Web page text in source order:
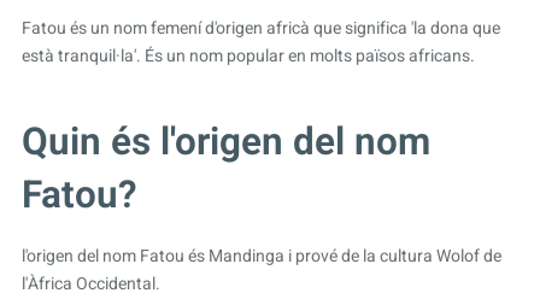
Fatou és un nom femení d'origen africà que significa 'la dona que
està tranquil·la'. És un nom popular en molts països africans.
Quin és l'origen del nom
Fatou?
l'origen del nom Fatou és Mandinga i prové de la cultura Wolof de
l'Àfrica Occidental.